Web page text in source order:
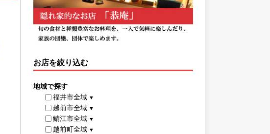
お店を絞り込む
地域で探す
福井市全域 ▼
越前市全域 ▼
鯖江市全域 ▼
越前町全域 ▼